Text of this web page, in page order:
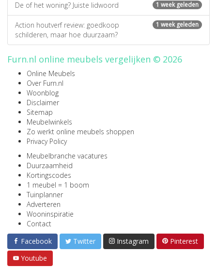
1 week geleden
De of het woning? Juiste lidwoord
1 week geleden
Action houtverf review: goedkoop
schilderen, maar hoe duurzaam?
Furn.nl online meubels vergelijken © 2026
Online Meubels
Over Furn.nl
Woonblog
Disclaimer
Sitemap
Meubelwinkels
Zo werkt online meubels shoppen
Privacy Policy
Meubelbranche vacatures
Duurzaamheid
Kortingscodes
1 meubel = 1 boom
Tuinplanner
Adverteren
Wooninspiratie
Contact
Facebook
Twitter Instagram
Pinterest
Youtube